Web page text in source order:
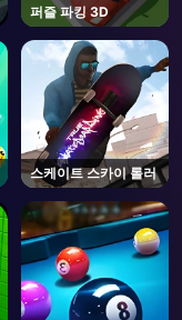
퍼즐 파킹 3D
스케이트 스카이 롤러